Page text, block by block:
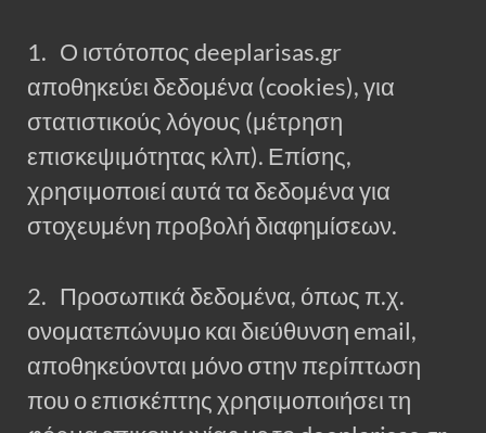
1. Ο ιστότοπος deeplarisas.gr
αποθηκεύει δεδομένα (cookies), για
στατιστικούς λόγους (μέτρηση
επισκεψιμότητας κλπ). Επίσης,
χρησιμοποιεί αυτά τα δεδομένα για
στοχευμένη προβολή διαφημίσεων.
2. Προσωπικά δεδομένα, όπως π.χ.
ονοματεπώνυμο και διεύθυνση email,
αποθηκεύονται μόνο στην περίπτωση
που ο επισκέπτης χρησιμοποιήσει τη